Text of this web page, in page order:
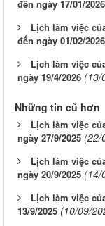
đến ngày 17/01/2026
Lịch làm việc
đến ngày 01/02/2026
Lịch làm việc
ngày 19/4/2026 (13/
Những tin cũ hơn
Lịch làm việc
ngày 27/9/2025 (22/
Lịch làm việc
ngày 20/9/2025 (14/
Lịch làm việc
13/9/2025 (10/09/